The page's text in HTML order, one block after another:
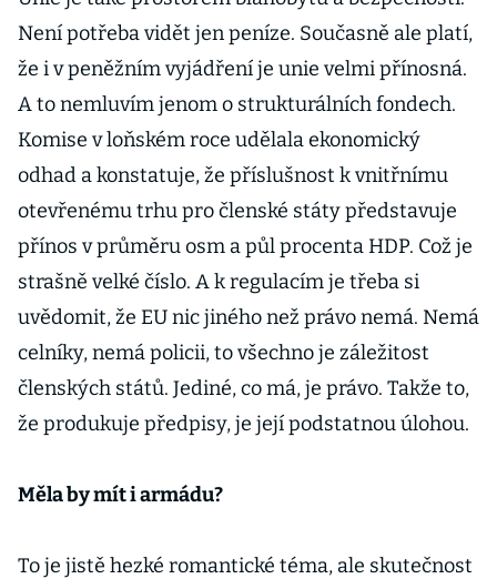
Není potřeba vidět jen peníze. Současně ale platí,
že i v peněžním vyjádření je unie velmi přínosná.
A to nemluvím jenom o strukturálních fondech.
Komise v loňském roce udělala ekonomický
odhad a konstatuje, že příslušnost k vnitřnímu
otevřenému trhu pro členské státy představuje
přínos v průměru osm a půl procenta HDP. Což je
strašně velké číslo. A k regulacím je třeba si
uvědomit, že EU nic jiného než právo nemá. Nemá
celníky, nemá policii, to všechno je záležitost
členských států. Jediné, co má, je právo. Takže to,
že produkuje předpisy, je její podstatnou úlohou.
Měla by mít i armádu?
To je jistě hezké romantické téma, ale skutečnost